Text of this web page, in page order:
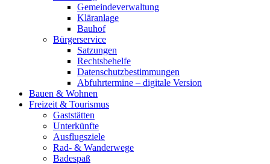
Gemeindeverwaltung
Kläranlage
Bauhof
Bürgerservice
Satzungen
Rechtsbehelfe
Datenschutzbestimmungen
Abfuhrtermine – digitale Version
Bauen & Wohnen
Freizeit & Tourismus
Gaststätten
Unterkünfte
Ausflugsziele
Rad- & Wanderwege
Badespaß